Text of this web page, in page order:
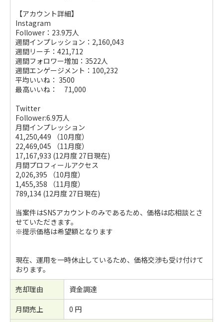
【アカウント詳細】
Instagram
Follower：23.9万人
週間インプレッション：2,160,043
週間リーチ：421,712
週間フォロワー増加：3522人
週間エンゲージメント：100,232
平均いいね： 3500
最高いいね： 71,000
Twitter
Follower:6.9万人
月間インプレッション
41,250,449 （10月度）
22,469,045 （11月度）
17,167,933 (12月度 27日現在)
月間プロフィールアクセス
2,026,395 （10月度）
1,455,358 （11月度）
789,134 (12月度 27日現在)
当案件はSNSアカウントのみであるため、価格は応相談とさ
せていただきます。
※提示価格は希望額となります
現在、運用を一時休止しているため、価格交渉も受け付けて
おります。
売却理由
資金調達
月間売上
0 円